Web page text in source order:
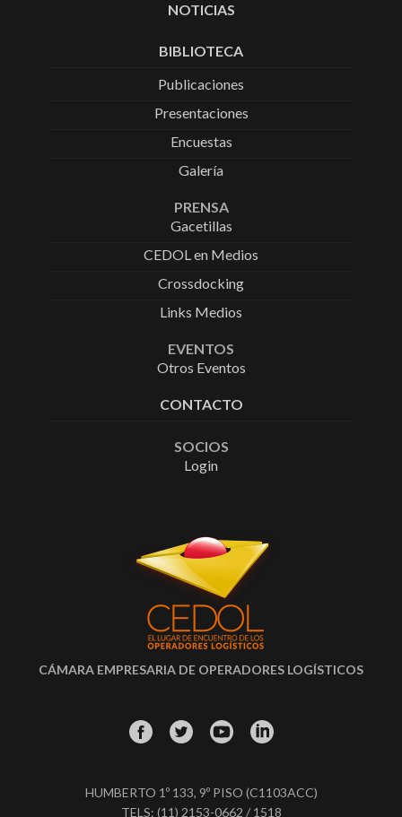
NOTICIAS
BIBLIOTECA
Publicaciones
Presentaciones
Encuestas
Galería
PRENSA
Gacetillas
CEDOL en Medios
Crossdocking
Links Medios
EVENTOS
Otros Eventos
CONTACTO
SOCIOS
Login
CÁMARA EMPRESARIA DE OPERADORES LOGÍSTICOS
HUMBERTO 1º 133, 9º PISO (C1103ACC)
TELS: (11) 2153-0662 / 1518